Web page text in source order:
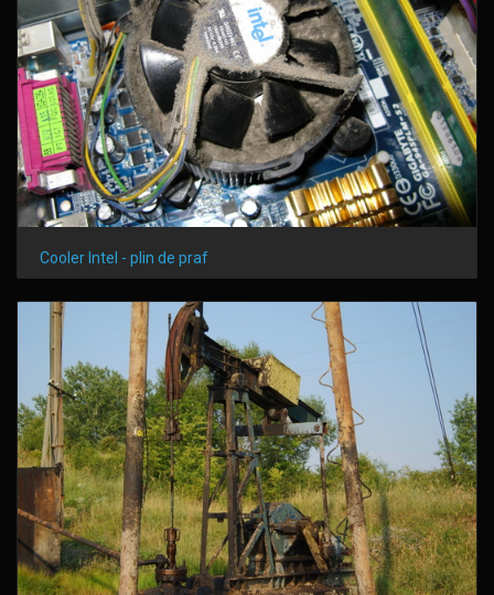
Cooler Intel - plin de praf